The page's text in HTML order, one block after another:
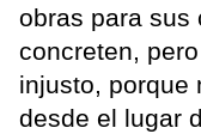
obras para sus
concreten,
injusto, porque
desde el lugar